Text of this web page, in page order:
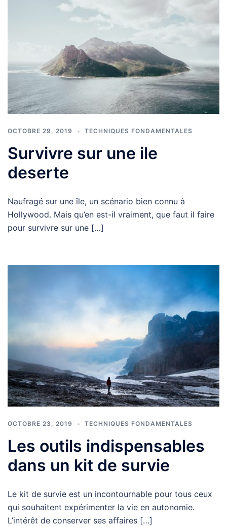
OCTOBRE 29, 2019 TECHNIQUES FONDAMENTALES
Survivre sur une ile
deserte
Naufragé sur une île, un scénario bien connu à
Hollywood. Mais qu’en est-il vraiment, que faut il faire
pour survivre sur une […]
OCTOBRE 23, 2019 TECHNIQUES FONDAMENTALES
Les outils indispensables
dans un kit de survie
Le kit de survie est un incontournable pour tous ceux
qui souhaitent expérimenter la vie en autonomie.
L’intérêt de conserver ses affaires […]